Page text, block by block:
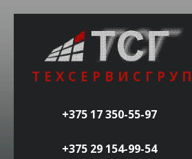
ТЕХСЕРВИСГРУП
+375 17 350-55-97
+375 29 154-99-54